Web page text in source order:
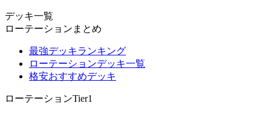
デッキ一覧
ローテーションまとめ
最強デッキランキング
ローテーションデッキ一覧
格安おすすめデッキ
ローテーションTier1